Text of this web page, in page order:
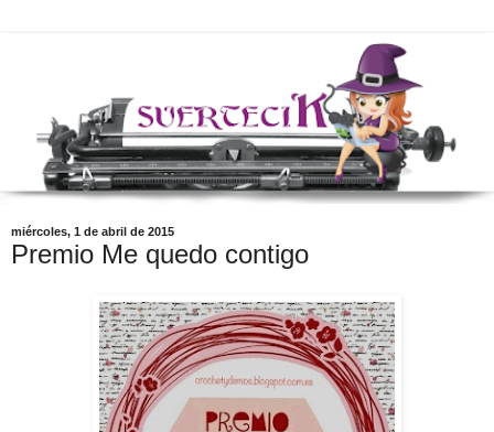
miércoles, 1 de abril de 2015
Premio Me quedo contigo